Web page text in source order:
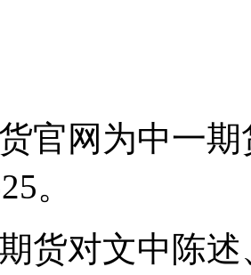
官网为中一期
。
货对文中陈